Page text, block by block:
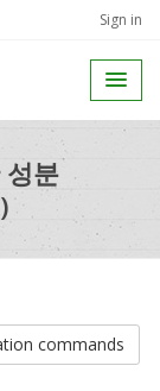
Sign in
성분
commands